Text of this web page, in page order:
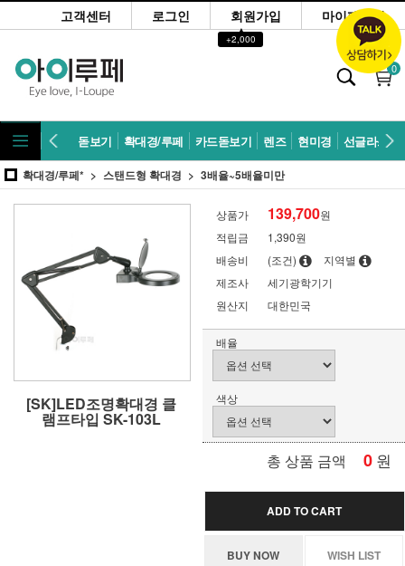
고객센터 로그인 회원가입
▲
+2,000
마이페이지
0
돋보기 확대경/루페 카드돋보기 렌즈 현미경 선글라스
확대경/루페* 스탠드형 확대경 3배율~5배율미만
[SK]LED조명확대경 클
램프타입 SK-103L
상품가 139,700원
적립금
1,390원
배송비
(조건)
지역별
제조사
세기광학기기
원산지
대한민국
배율
색상
총 상품 금액 0 원
ADD TO CART
BUY NOW WISH LIST